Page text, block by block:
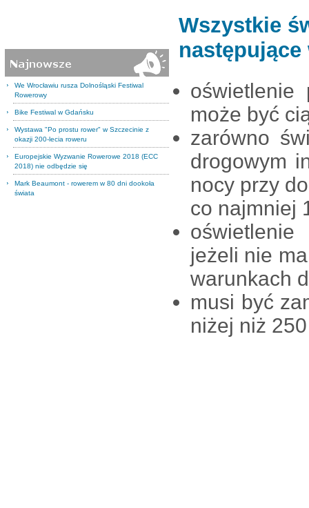
We Wrocławiu rusza Dolnośląski Festiwal
Rowerowy
Bike Festiwal w Gdańsku
Wystawa "Po prostu rower" w Szczecinie z
okazji 200-lecia roweru
Europejskie Wyzwanie Rowerowe 2018 (ECC
2018) nie odbędzie się
Mark Beaumont - rowerem w 80 dni dookoła
świata
Wszystkie
oświetlenie
może być
zarówno
drogowym
nocy przy
co najmniej
jeżeli nie
warunkach
musi być
niżej niż